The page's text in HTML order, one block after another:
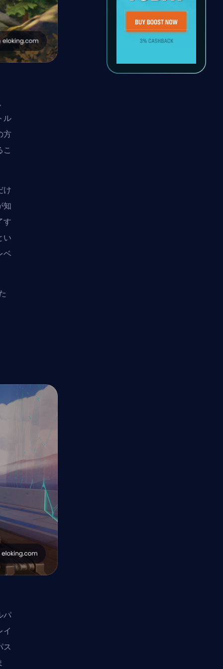
ル
方
こ
け
知
す
い
ベ
パ
イ
ス